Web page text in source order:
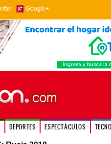
Google+
DEPORTES ESPECTÁCULOS